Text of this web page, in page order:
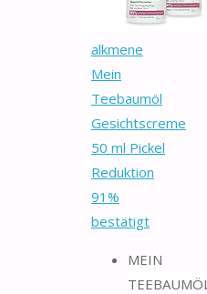
alkmene
Mein
Teebaumöl
Gesichtscreme
50 ml Pickel
Reduktion
91%
bestätigt
MEIN
TEEBAUMÖL